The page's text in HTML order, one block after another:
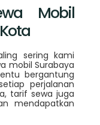
Mobil
sering kami
mobil Surabaya
bergantung
perjalanan
tarif sewa juga
mendapatkan